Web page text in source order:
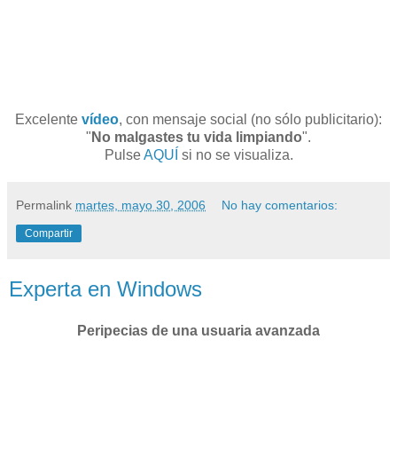
Excelente vídeo, con mensaje social (no sólo publicitario):
" No malgastes tu vida limpiando".
PulseAQUÍ si no se visualiza.
Permalink martes, mayo 30, 2006 No hay comentarios:
Compartir
Experta en Windows
Peripecias de una usuaria avanzada